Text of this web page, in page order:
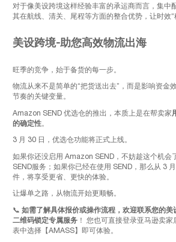
对于像美设跨境这样经验丰富的承运商而言，集中
其在航线、清关、尾程等方面的整合优势，让时效“
美设跨境-助您高效物流出海
旺季的竞争，始于备货的每一步。
物流从来不是简单的“把货送出去”，而是影响资金
节奏的关键变量。
Amazon SEND 优选仓的推出，本质上是在帮卖家
的确定性。
3 月 30 日，优选仓功能将正式上线。
如果你还没启用 Amazon SEND，不妨趁这个机会
SEND服务；如果你已经在使用 SEND，那么从 3
件，将享受更省、更快的体验。
让爆单之路，从物流开始更顺畅。
📞 如需了解具体报价或操作流程，欢迎联系您的
二维码锁定专属服务 ！ 您也可直接登录亚马逊卖
表中选择【AMASS】即可体验。